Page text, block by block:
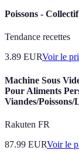
Poissons - Collectif
Tendance recettes
3.89 EURVoir le
Machine Sous
Pour Aliments
Viandes/
Rakuten FR
87.99 EURVoir le